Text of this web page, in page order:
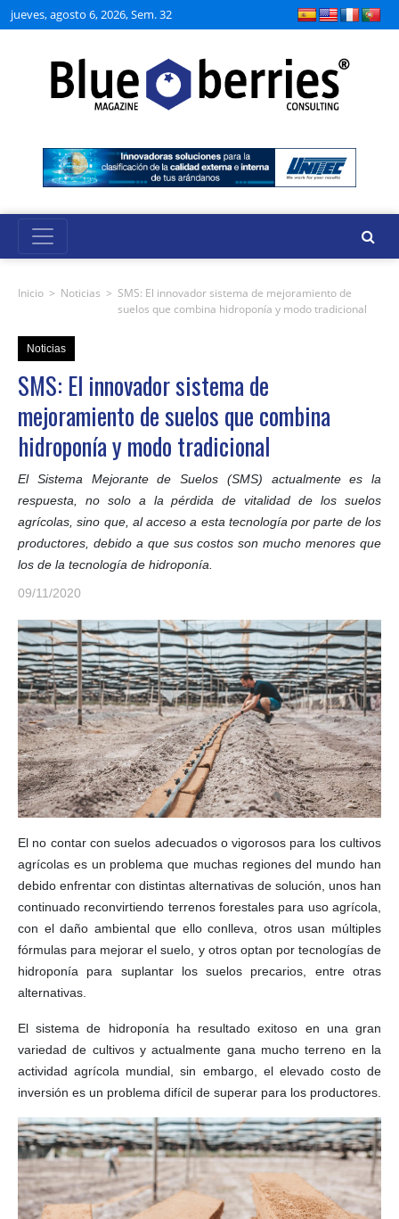
jueves, agosto 6, 2026, Sem. 32
Inicio > Noticias > SMS: El innovador sistema de mejoramiento de
suelos que combina hidroponía y modo tradicional
Noticias
SMS: El innovador sistema de
mejoramiento de suelos que combina
hidroponía y modo tradicional
El Sistema Mejorante de Suelos (SMS) actualmente es la
respuesta, no solo a la pérdida de vitalidad de los suelos
agrícolas, sino que, al acceso a esta tecnología por parte de los
productores, debido a que sus costos son mucho menores que
los de la tecnología de hidroponía.
09/11/2020
El no contar con suelos adecuados o vigorosos para los cultivos
agrícolas es un problema que muchas regiones del mundo han
debido enfrentar con distintas alternativas de solución, unos han
continuado reconvirtiendo terrenos forestales para uso agrícola,
con el daño ambiental que ello conlleva, otros usan múltiples
fórmulas para mejorar el suelo, y otros optan por tecnologías de
hidroponía para suplantar los suelos precarios, entre otras
alternativas.
El sistema de hidroponía ha resultado exitoso en una gran
variedad de cultivos y actualmente gana mucho terreno en la
actividad agrícola mundial, sin embargo, el elevado costo de
inversión es un problema difícil de superar para los productores.